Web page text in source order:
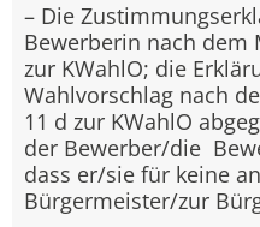
– Die
Bewerberin nach dem
zur KWahlO; die
Wahlvorschlag nach
11 d zur KWahlO
der Bewerber/die
dass er/sie für keine
Bürgermeister/zur